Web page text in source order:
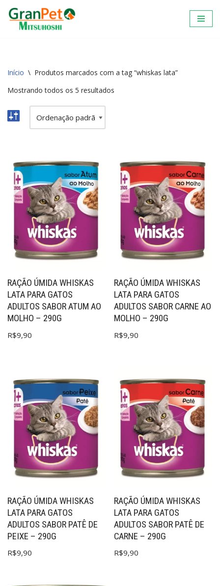
Pular
Início \ Produtos marcados com a tag “whiskas lata”
Mostrando todos os 5 resultados
RAÇÃO ÚMIDA WHISKAS
LATA PARA GATOS
ADULTOS SABOR ATUM AO
MOLHO – 290G
R$9,90
RAÇÃO ÚMIDA WHISKAS
LATA PARA GATOS
ADULTOS SABOR CARNE AO
MOLHO – 290G
R$9,90
RAÇÃO ÚMIDA WHISKAS
LATA PARA GATOS
ADULTOS SABOR PATÊ DE
PEIXE – 290G
R$9,90
RAÇÃO ÚMIDA WHISKAS
LATA PARA GATOS
ADULTOS SABOR PATÊ DE
CARNE – 290G
R$9,90